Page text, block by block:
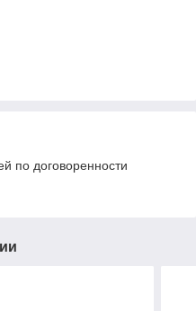
по договоренности